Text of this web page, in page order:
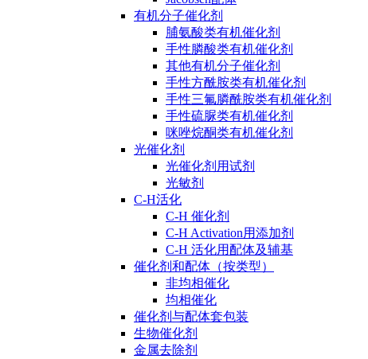
有机分子催化剂
脯氨酸类有机催化剂
手性膦酸类有机催化剂
其他有机分子催化剂
手性方酰胺类有机催化剂
手性三氟膦酰胺类有机催化剂
手性硫脲类有机催化剂
咪唑烷酮类有机催化剂
光催化剂
光催化剂用试剂
光敏剂
C-H活化
C-H 催化剂
C-H Activation用添加剂
C-H 活化用配体及辅基
催化剂和配体（按类型）
非均相催化
均相催化
催化剂与配体套包装
生物催化剂
金属去除剂